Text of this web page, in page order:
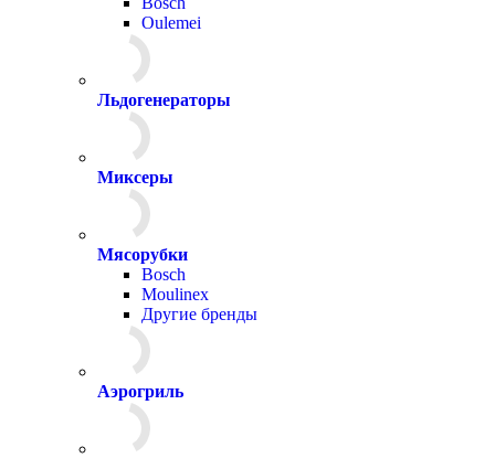
Oulemei
Льдогенераторы
Миксеры
Мясорубки
Bosch
Moulinex
Другие бренды
Аэрогриль